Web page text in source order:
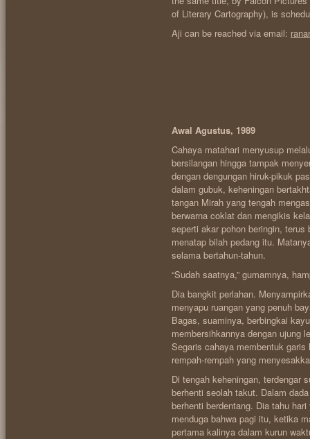
of Literary Cartography), is
Aji can be reached via email:
Awal Agustus, 1989
Cahaya matahari menyusup
bersilangan hingga tampak
dengan dengungan hiruk-pikuk
dalam gubuk, keheningan
tangan Mirah yang tengah
berwarna coklat dan mengikis
seperti akar pohon beringin,
menatap bilah pedang itu.
selama bertahun-tahun.
“Sudah saatnya,” gumamnya,
Dia bangkit perlahan.
menyapu ruangan yang penuh
Bagas, suaminya, berbingkai
membersihkannya dengan ujung
Segaris cahaya membentuk
rempah-rempah yang
Di tengah keheningan, terdengar
berhenti seolah takut. Dalam
berhenti berdentang. Dia tahu
menduga bahwa pagi itu, ketika
pertama kalinya dalam kurun